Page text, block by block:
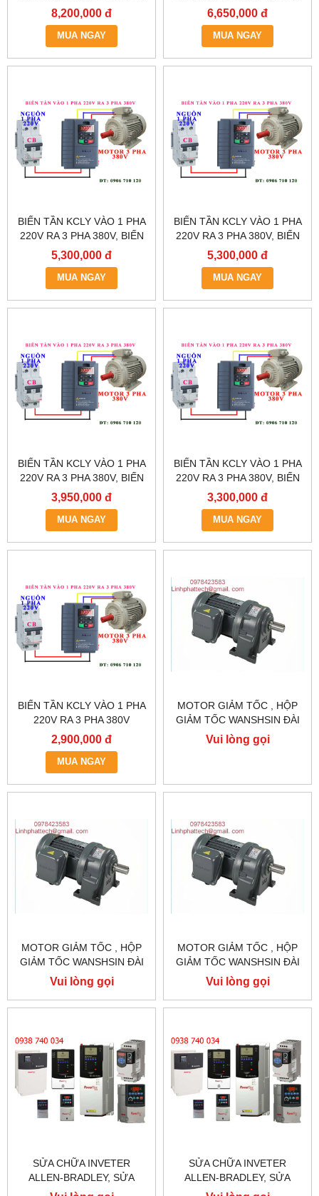
TẦN KCLY KOC600-011GT3-
B
8,200,000 đ
MUA NGAY
TẦN KCLY KOC600-
7R5GT3-B
6,650,000 đ
MUA NGAY
BIẾN TẦN KCLY VÀO 1 PHA
220V RA 3 PHA 380V, BIẾN
TẦN KCLY KOC600-
5R5GT3-B
5,300,000 đ
MUA NGAY
BIẾN TẦN KCLY VÀO 1 PHA
220V RA 3 PHA 380V, BIẾN
TẦN KCLY KOC600-
3R7GT3-B
5,300,000 đ
MUA NGAY
BIẾN TẦN KCLY VÀO 1 PHA
220V RA 3 PHA 380V, BIẾN
TẦN KCLY KOC600-
2R2GT3-B
3,950,000 đ
MUA NGAY
BIẾN TẦN KCLY VÀO 1 PHA
220V RA 3 PHA 380V, BIẾN
TẦN KCLY KOC600-
1R5GT3-B
3,300,000 đ
MUA NGAY
BIẾN TẦN KCLY VÀO 1 PHA
220V RA 3 PHA 380V
0.75KW, BIẾN TẦN KCLY
KOC600-R75GT3-B
2,900,000 đ
MUA NGAY
MOTOR GIẢM TỐC , HỘP
GIẢM TỐC WANSHSIN ĐÀI
LOAN GH40-2200-3S /
2.2KW 2200W 3HP
Vui lòng gọi
MOTOR GIẢM TỐC , HỘP
GIẢM TỐC WANSHSIN ĐÀI
LOAN 1.5KW 1500W 2HP AC
BA PHA 220 V / 380V
Vui lòng gọi
MOTOR GIẢM TỐC , HỘP
GIẢM TỐC WANSHSIN ĐÀI
LOAN 1.5KW 1500W 2HP AC
BA PHA 220 V / 380V
Vui lòng gọi
SỬA CHỮA INVETER
ALLEN-BRADLEY, SỬA
CHỮA ALLEN-BRADLEY
SỬA CHỮA INVETER
ALLEN-BRADLEY, SỬA
CHỮA ALLEN-BRADLEY